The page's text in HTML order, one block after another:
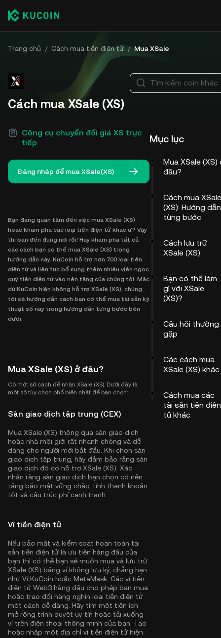
Trang chủ / Cách mua tiền điện tử / Mua XSale
Cách mua XSale (XS)
Công cụ chuyển đổi giá XS trực
tiếp
Đăng nhập để mua XSale(XS)
Bạn đang quan tâm đến việc mua XSale (XS)
hoặc khám phá các loại tiền điện tử khác ư? Vậy
thì bạn đến đúng nơi rồi! Hãy khám phá tất cả
các cách bạn có thể mua XSale (XS) trong
hướng dẫn này. KuCoin hỗ trợ hơn 700 loại tiền
điện tử và liên tục bổ sung thêm nhiều viên ngọc
quý tiền điện tử vào nền tảng của chúng tôi. Mặc
dù KuCoin hiện không hỗ trợ XSale (XS), chúng
tôi sẽ hướng dẫn cách bạn có thể mua tài sản kỹ
thuật số này trong hướng dẫn từng bước bên
dưới.
Mua XSale (XS) ở đâu?
Có một số cách để nhận XSale (XS). Dưới đây là
một số tùy chọn phổ biến nhất để bạn chọn:
Sàn giao dịch tập trung (CEX)
Mua XSale (XS) thông qua sàn giao dịch
hoặc nhà môi giới rất nhanh chóng và dễ
dàng cho người mới bắt đầu. Khi chọn sàn
giao dịch tập trung, hãy đảm bảo rằng sàn
giao dịch đó có hỗ trợ XSale (XS). Xác
nhận rằng sàn giao dịch bạn chọn có nền
tảng bảo mật vững chắc, tính thanh khoản
tốt và cấu trúc phí cạnh tranh.
Ví tiền điện tử
Nếu bảo mật và kiểm soát hoàn toàn tài
sản tiền điện tử là ưu tiên hàng đầu của
bạn thì có thể bạn sẽ muốn mua và lưu trữ
XSale (XS) bằng ví không lưu ký, chẳng hạn
như Ví KuCoin hoặc MetaMask. Các ví tiền
điện tử Web3 hàng đầu cho phép bạn mua
hoặc trao đổi hàng nghìn loại tiền điện tử
một cách dễ dàng. Hãy tìm một tiện ích
mở rộng trình duyệt uy tín hoặc tải xuống
ví trên điện thoại thông minh của bạn. Tạo
hoặc nhập một địa chỉ ví tiền điện tử hiện
Tìm kiếm coin khác
Mục lục
Mua XSale (XS)
đâu?
Cách mua XSale
(XS): Hướng dẫn
từng bước
Cách lưu trữ
XSale (XS)
Bạn có thể làm
gì với XSale
(XS)?
Câu hỏi thường
gặp
Các cách mua
XSale (XS) khác
Cách mua các
tài sản tiền điện
tử khác